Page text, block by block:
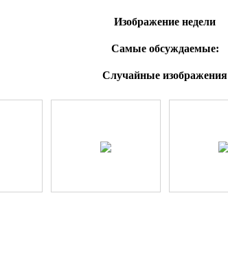
Изображение недели
Самые обсуждаемые:
Случайные изображения